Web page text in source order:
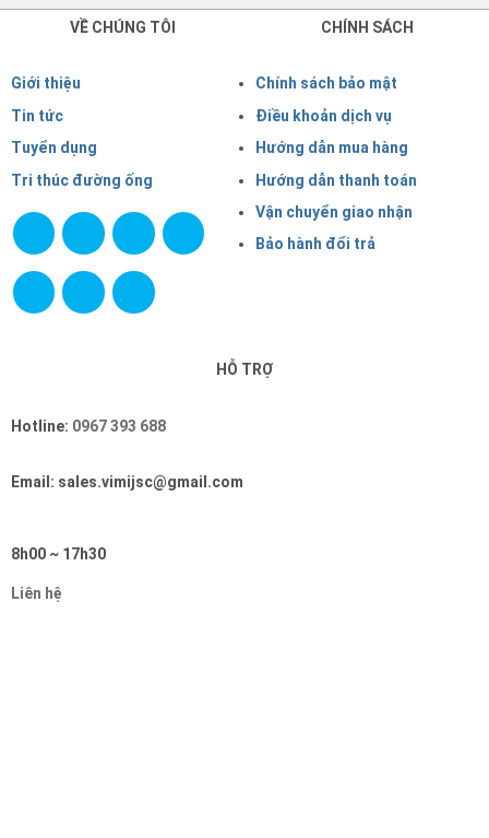
VỀ CHÚNG TÔI
Giới thiệu
Tin tức
Tuyển dụng
Tri thúc đường ống
CHÍNH SÁCH
Chính sách bảo mật
Điều khoản dịch vụ
Hướng dẫn mua hàng
Hướng dẫn thanh toán
Vận chuyển giao nhận
Bảo hành đổi trả
HỖ TRỢ
Hotline: 0967 393 688
Email: sales.vimijsc@gmail.com
8h00 ~ 17h30
Liên hệ